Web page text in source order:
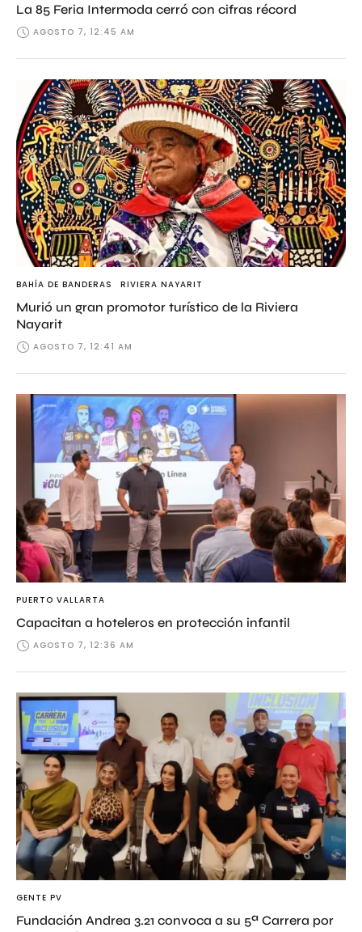
La 85 Feria Intermoda cerró con cifras récord
AGOSTO 7, 12:45 AM
BAHÍA DE BANDERAS RIVIERA NAYARIT
Murió un gran promotor turístico de la Riviera
Nayarit
AGOSTO 7, 12:41 AM
PUERTO VALLARTA
Capacitan a hoteleros en protección infantil
AGOSTO 7, 12:36 AM
GENTE PV
Fundación Andrea 3.21 convoca a su 5ª Carrera por